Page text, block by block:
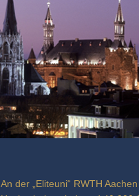
An der „Eliteuni“ RWTH